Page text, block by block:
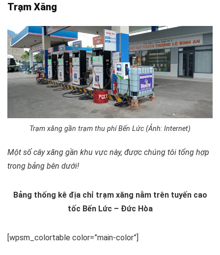
Trạm Xăng
Trạm xăng gần trạm thu phí Bến Lức (Ảnh: Internet)
Một số cây xăng gần khu vực này, được chúng tôi tổng hợp
trong bảng bên dưới!
Bảng thống kê địa chỉ trạm xăng nằm trên tuyến cao
tốc Bến Lức – Đức Hòa
[wpsm_colortable color=”main-color”]